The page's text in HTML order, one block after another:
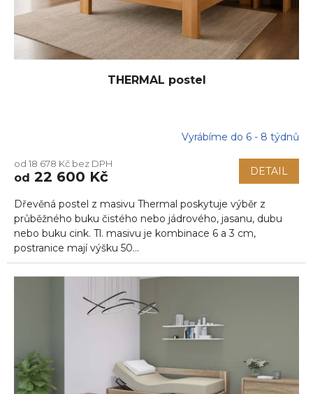
ů
THERMAL postel
produktu
je
z
5
hvězdiček.
Vyrábíme do 6 - 8 týdnů
od 18 678 Kč bez DPH
od 22 600 Kč DETAIL
Dřevěná postel z masivu Thermal poskytuje výběr z
průběžného buku čistého nebo jádrového, jasanu, dubu
nebo buku cink. Tl. masivu je kombinace 6 a 3 cm,
postranice mají výšku 50...